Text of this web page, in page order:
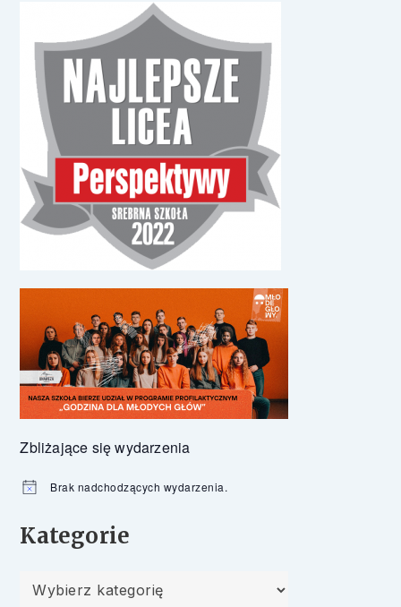
Zbliżające się wydarzenia
Powiadomienie
Brak nadchodzących wydarzenia.
Kategorie
Kategorie